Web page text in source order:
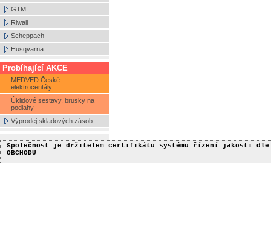
GTM
Riwall
Scheppach
Husqvarna
Probíhající AKCE
MEDVED České
elektrocentály
Úklidové sestavy, brusky na
podlahy
Výprodej skladových zásob
Společnost je držitelem certifikátu systému řízení jakosti dle
OBCHODU